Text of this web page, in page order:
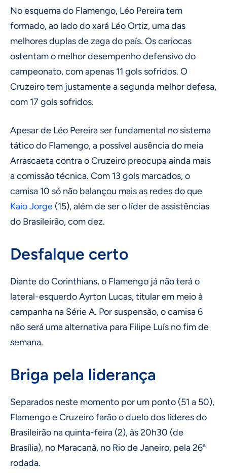
No esquema do Flamengo, Léo Pereira tem
formado, ao lado do xará Léo Ortiz, uma das
melhores duplas de zaga do país. Os cariocas
ostentam o melhor desempenho defensivo do
campeonato, com apenas 11 gols sofridos. O
Cruzeiro tem justamente a segunda melhor defesa,
com 17 gols sofridos.
Apesar de Léo Pereira ser fundamental no sistema
tático do Flamengo, a possível ausência do meia
Arrascaeta contra o Cruzeiro preocupa ainda mais
a comissão técnica. Com 13 gols marcados, o
camisa 10 só não balançou mais as redes do que
Kaio Jorge (15), além de ser o líder de assistências
do Brasileirão, com dez.
Desfalque certo
Diante do Corinthians, o Flamengo já não terá o
lateral-esquerdo Ayrton Lucas, titular em meio à
campanha na Série A. Por suspensão, o camisa 6
não será uma alternativa para Filipe Luís no fim de
semana.
Briga pela liderança
Separados neste momento por um ponto (51 a 50),
Flamengo e Cruzeiro farão o duelo dos líderes do
Brasileirão na quinta-feira (2), às 20h30 (de
Brasília), no Maracanã, no Rio de Janeiro, pela 26ª
rodada.